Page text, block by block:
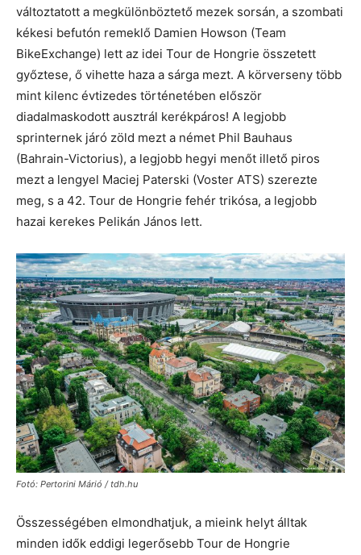
változtatott a megkülönböztető mezek sorsán, a szombati
kékesi befutón remeklő Damien Howson (Team
BikeExchange) lett az idei Tour de Hongrie összetett
győztese, ő vihette haza a sárga mezt. A körverseny több
mint kilenc évtizedes történetében először
diadalmaskodott ausztrál kerékpáros! A legjobb
sprinternek járó zöld mezt a német Phil Bauhaus
(Bahrain-Victorius), a legjobb hegyi menőt illető piros
mezt a lengyel Maciej Paterski (Voster ATS) szerezte
meg, s a 42. Tour de Hongrie fehér trikósa, a legjobb
hazai kerekes Pelikán János lett.
Fotó: Pertorini Márió / tdh.hu
Összességében elmondhatjuk, a mieink helyt álltak
minden idők eddigi legerősebb Tour de Hongrie